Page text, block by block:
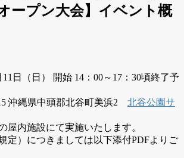
ープン大会】イベント概
11日（日） 開始 14：00～17：30頃終了予
沖縄県中頭郡北谷町美浜2 北谷公園サ
屋内施設にて実施いたします。
定）につきましては以下添付PDFよりご